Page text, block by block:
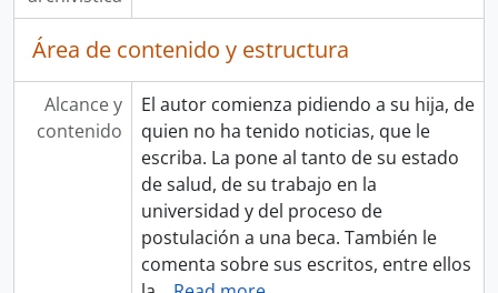
Área de contenido y estructura
Alcance y
contenido
El autor comienza pidiendo a su hija, de
quien no ha tenido noticias, que le
escriba. La pone al tanto de su estado
de salud, de su trabajo en la
universidad y del proceso de
postulación a una beca. También le
comenta sobre sus escritos, entre ellos